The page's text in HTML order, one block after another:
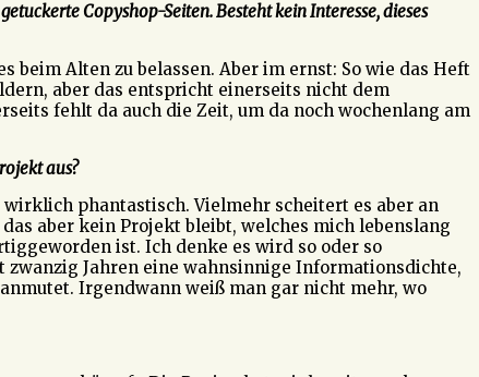
Copyshop-Seiten. Besteht kein Interesse, dieses
beim Alten zu belassen. Aber im ernst: So wie das Heft
aber das entspricht einerseits nicht dem
fehlt da auch die Zeit, um da noch wochenlang am
aus?
phantastisch. Vielmehr scheitert es aber an
aber kein Projekt bleibt, welches mich lebenslang
ist. Ich denke es wird so oder so
zwanzig Jahren eine wahnsinnige Informationsdichte,
Irgendwann weiß man gar nicht mehr, wo